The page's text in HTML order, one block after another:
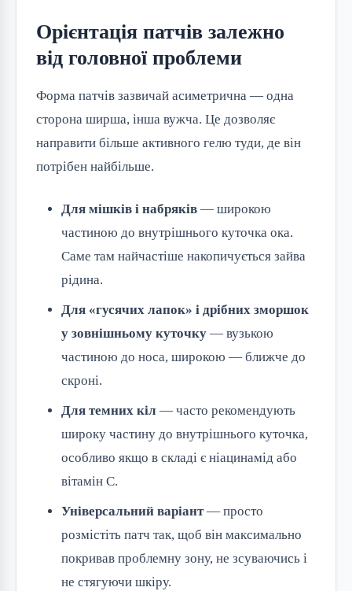
Орієнтація патчів залежно
від головної проблеми
Форма патчів зазвичай асиметрична — одна
сторона ширша, інша вужча. Це дозволяє
направити більше активного гелю туди, де він
потрібен найбільше.
Для мішків і набряків — широкою
частиною до внутрішнього куточка ока.
Саме там найчастіше накопичується зайва
рідина.
Для «гусячих лапок» і дрібних зморшок
у зовнішньому куточку — вузькою
частиною до носа, широкою — ближче до
скроні.
Для темних кіл — часто рекомендують
широку частину до внутрішнього куточка,
особливо якщо в складі є ніацинамід або
вітамін С.
Універсальний варіант— просто
розмістіть патч так, щоб він максимально
покривав проблемну зону, не зсуваючись і
не стягуючи шкіру.